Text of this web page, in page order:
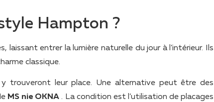
Hampton ?
entrer la lumière naturelle du jour à l’intérieur. Ils
classique.
y trouveront leur place. Une alternative peut être des
MS nie OKNA . La condition est l’utilisation de placages